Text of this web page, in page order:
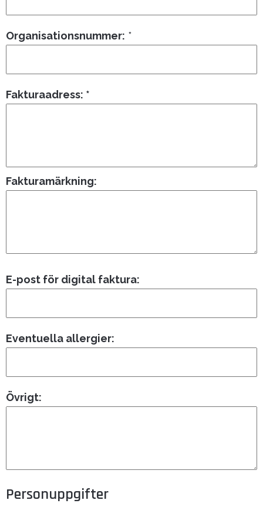
Organisationsnummer: *
Fakturaadress: *
Fakturamärkning:
E-post för digital faktura:
Eventuella allergier:
Övrigt:
Personuppgifter